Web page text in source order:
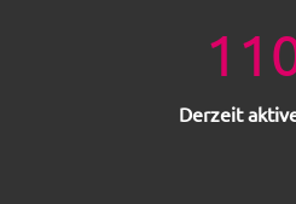
Derzeit